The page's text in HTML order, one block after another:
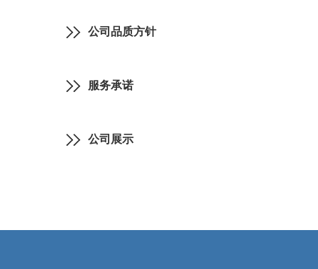
公司品质方针
服务承诺
公司展示